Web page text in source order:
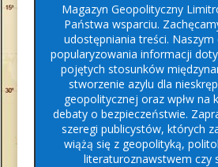
Magazyn Geopolityczny
Państwa wsparciu.
udostępniania treści.
popularyzowania informacji
pojętych stosunków
stworzenie azylu dla
geopolitycznej oraz wpłw na
debaty o bezpieczeństwie.
szeregi publicystów, których
wiążą się z geopolityką,
literaturoznawstwem czy